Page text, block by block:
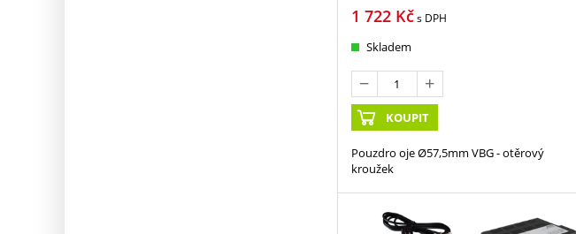
1 722Kčs DPH
Skladem
KOUPIT
Pouzdro oje Ø57,5mm VBG - otěrový
kroužek